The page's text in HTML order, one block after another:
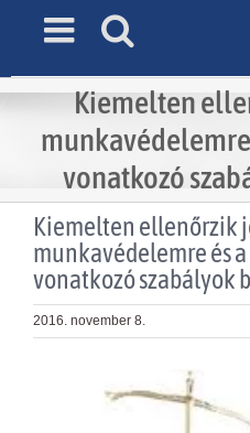
Kiemelten
vonatkozó
Kiemelten ellenőrzik
munkavédelemre és
vonatkozó szabályok
2016. november 8.